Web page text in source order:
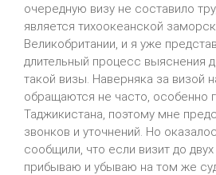
очередную визу не составило
является тихоокеанской
Великобритании, и я уже
длительный процесс выяснения
такой визы. Наверняка за визой
обращаются не часто, особенно
Таджикистана, поэтому мне
звонков и уточнений. Но
сообщили, что если визит до
прибываю и убываю на том же